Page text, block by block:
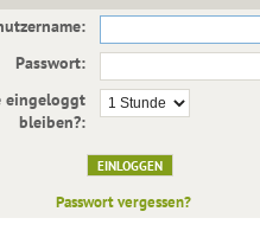
Passwort:
eingeloggt
bleiben?:
Passwort vergessen?